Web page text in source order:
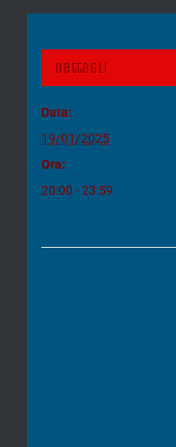
Dettagli
Data:
19/01/2025
Ora:
20:00 - 23:59